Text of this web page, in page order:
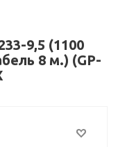
9,5 (1100
8 м.) (GP-